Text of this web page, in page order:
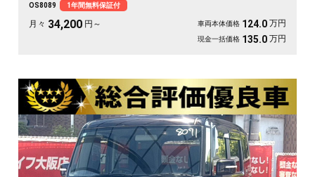
の遠出に、心地よい空間が待っています🎵 快適な毎日をこの一台から。《1年保
証付》で安心のカーライフを👍✨
OS8089 1年間無料保証付
月々 34,200 円～ 車両本体価格 124.0 万円
現金一括価格 135.0 万円